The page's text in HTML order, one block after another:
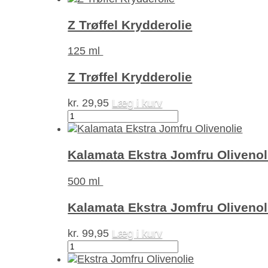
spray
antal
Z Trøffel Krydderolie
125 ml
Z Trøffel Krydderolie
kr. 29,95 Læg i kurv
Z
Trøffel
antal
Kalamata Ekstra Jomfru
500 ml
Kalamata Ekstra Jomfru
kr. 99,95 Læg i kurv
Kalamata
Ekstra